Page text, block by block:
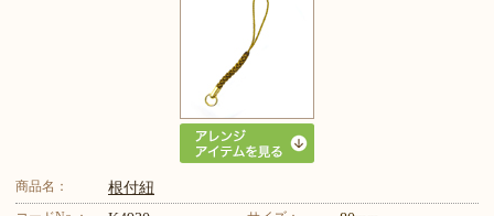
商品名： 根付紐